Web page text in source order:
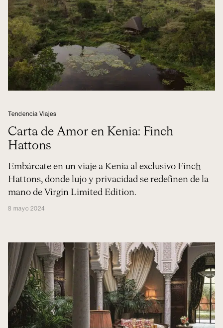
Tendencia Viajes
Carta de Amor en Kenia: Finch
Hattons
Embárcate en un viaje a Kenia al exclusivo Finch
Hattons, donde lujo y privacidad se redefinen de la
mano de Virgin Limited Edition.
8 mayo 2024